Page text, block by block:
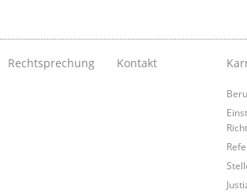
Rechtsprechung Kontakt